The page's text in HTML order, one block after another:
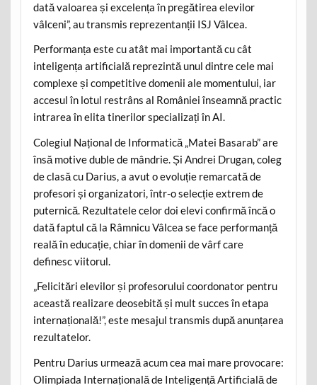
dată valoarea și excelența în pregătirea elevilor
vâlceni”, au transmis reprezentanții ISJ Vâlcea.
Performanța este cu atât mai importantă cu cât
inteligența artificială reprezintă unul dintre cele mai
complexe și competitive domenii ale momentului, iar
accesul în lotul restrâns al României înseamnă practic
intrarea în elita tinerilor specializați în AI.
Colegiul Național de Informatică „Matei Basarab” are
însă motive duble de mândrie. Și Andrei Drugan, coleg
de clasă cu Darius, a avut o evoluție remarcată de
profesori și organizatori, într-o selecție extrem de
puternică. Rezultatele celor doi elevi confirmă încă o
dată faptul că la Râmnicu Vâlcea se face performanță
reală în educație, chiar în domenii de vârf care
definesc viitorul.
„Felicitări elevilor și profesorului coordonator pentru
această realizare deosebită și mult succes în etapa
internațională!”, este mesajul transmis după anunțarea
rezultatelor.
Pentru Darius urmează acum cea mai mare provocare:
Olimpiada Internațională de Inteligență Artificială de